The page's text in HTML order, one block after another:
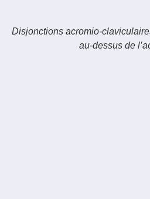
Disjonctions acromio-
au-dessus de